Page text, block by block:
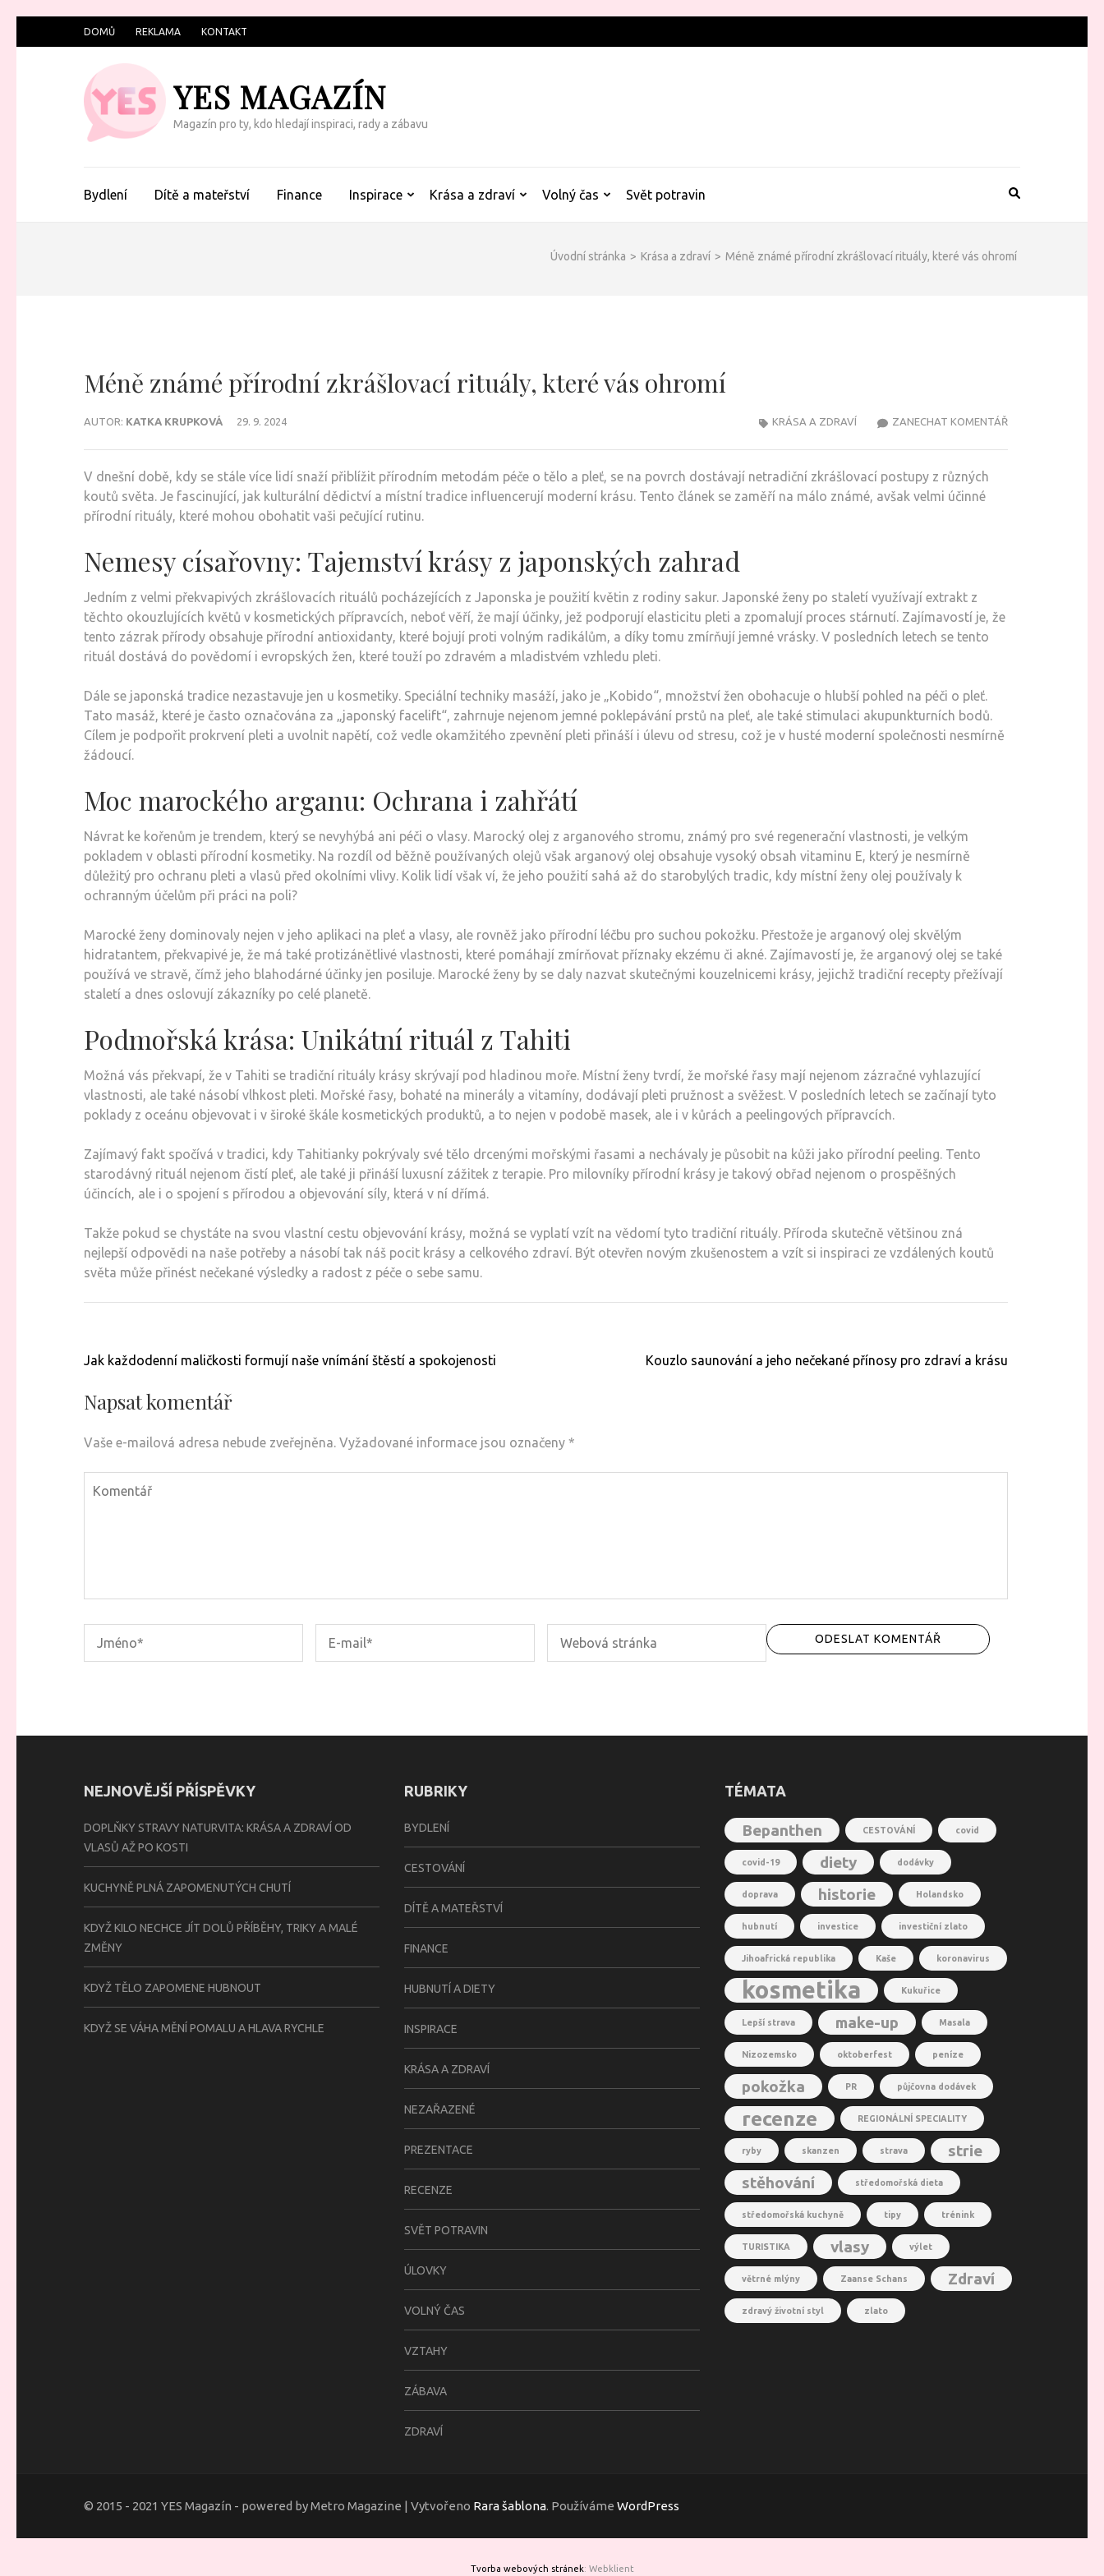
na
DOMŮ REKLAMA KONTAKT
YES MAGAZÍN
Magazín pro ty, kdo hledají inspiraci, rady a zábavu
Bydlení Dítě a mateřství Finance Inspirace Krása a zdraví Volný čas Svět potravin
Úvodní stránka > Krása a zdraví > Méně známé přírodní zkrášlovací rituály, které vás ohromí
Méně známé přírodní zkrášlovací rituály, které vás ohromí
AUTOR: KATKA KRUPKOVÁ 29. 9. 2024 ZANECHAT KOMENTÁŘNA
KRÁSA A ZDRAVÍ
V dnešní době, kdy se stále více lidí snaží přiblížit přírodním metodám péče o tělo a pleť, se na povrch dostávají netradiční zkrášlovací postupy z různých
koutů světa. Je fascinující, jak kulturální dědictví a místní tradice influencerují moderní krásu. Tento článek se zaměří na málo známé, avšak velmi účinné
přírodní rituály, které mohou obohatit vaši pečující rutinu.
Nemesy císařovny: Tajemství krásy z japonských zahrad
Jedním z velmi překvapivých zkrášlovacích rituálů pocházejících z Japonska je použití květin z rodiny sakur. Japonské ženy po staletí využívají extrakt z
těchto okouzlujících květů v kosmetických přípravcích, neboť věří, že mají účinky, jež podporují elasticitu pleti a zpomalují proces stárnutí. Zajímavostí je, že
tento zázrak přírody obsahuje přírodní antioxidanty, které bojují proti volným radikálům, a díky tomu zmírňují jemné vrásky. V posledních letech se tento
rituál dostává do povědomí i evropských žen, které touží po zdravém a mladistvém vzhledu pleti.
Dále se japonská tradice nezastavuje jen u kosmetiky. Speciální techniky masáží, jako je „Kobido“, množství žen obohacuje o hlubší pohled na péči o pleť.
Tato masáž, které je často označována za „japonský facelift“, zahrnuje nejenom jemné poklepávání prstů na pleť, ale také stimulaci akupunkturních bodů.
Cílem je podpořit prokrvení pleti a uvolnit napětí, což vedle okamžitého zpevnění pleti přináší i úlevu od stresu, což je v husté moderní společnosti nesmírně
žádoucí.
Moc marockého arganu: Ochrana i zahřátí
Návrat ke kořenům je trendem, který se nevyhýbá ani péči o vlasy. Marocký olej z arganového stromu, známý pro své regenerační vlastnosti, je velkým
pokladem v oblasti přírodní kosmetiky. Na rozdíl od běžně používaných olejů však arganový olej obsahuje vysoký obsah vitaminu E, který je nesmírně
důležitý pro ochranu pleti a vlasů před okolními vlivy. Kolik lidí však ví, že jeho použití sahá až do starobylých tradic, kdy místní ženy olej používaly k
ochranným účelům při práci na poli?
Marocké ženy dominovaly nejen v jeho aplikaci na pleť a vlasy, ale rovněž jako přírodní léčbu pro suchou pokožku. Přestože je arganový olej skvělým
hidratantem, překvapivé je, že má také protizánětlivé vlastnosti, které pomáhají zmírňovat příznaky ekzému či akné. Zajímavostí je, že arganový olej se také
používá ve stravě, čímž jeho blahodárné účinky jen posiluje. Marocké ženy by se daly nazvat skutečnými kouzelnicemi krásy, jejichž tradiční recepty přežívají
staletí a dnes oslovují zákazníky po celé planetě.
Podmořská krása: Unikátní rituál z Tahiti
Možná vás překvapí, že v Tahiti se tradiční rituály krásy skrývají pod hladinou moře. Místní ženy tvrdí, že mořské řasy mají nejenom zázračné vyhlazující
vlastnosti, ale také násobí vlhkost pleti. Mořské řasy, bohaté na minerály a vitamíny, dodávají pleti pružnost a svěžest. V posledních letech se začínají tyto
poklady z oceánu objevovat i v široké škále kosmetických produktů, a to nejen v podobě masek, ale i v kůrách a peelingových přípravcích.
Zajímavý fakt spočívá v tradici, kdy Tahitianky pokrývaly své tělo drcenými mořskými řasami a nechávaly je působit na kůži jako přírodní peeling. Tento
starodávný rituál nejenom čistí pleť, ale také ji přináší luxusní zážitek z terapie. Pro milovníky přírodní krásy je takový obřad nejenom o prospěšných
účincích, ale i o spojení s přírodou a objevování síly, která v ní dřímá.
Takže pokud se chystáte na svou vlastní cestu objevování krásy, možná se vyplatí vzít na vědomí tyto tradiční rituály. Příroda skutečně většinou zná
nejlepší odpovědi na naše potřeby a násobí tak náš pocit krásy a celkového zdraví. Být otevřen novým zkušenostem a vzít si inspiraci ze vzdálených koutů
světa může přinést nečekané výsledky a radost z péče o sebe samu.
Navigace
příspěvek
Jak každodenní maličkosti formují naše vnímání štěstí a spokojenosti Kouzlo saunování a jeho nečekané přínosy pro zdraví a krásu
Napsat komentář
Vaše e-mailová adresa nebude zveřejněna. Vyžadované informace jsou označeny *
NEJNOVĚJŠÍ PŘÍSPĚVKY
DOPLŇKY STRAVY NATURVITA: KRÁSA A ZDRAVÍ OD
VLASŮ AŽ PO KOSTI
KUCHYNĚ PLNÁ ZAPOMENUTÝCH CHUTÍ
KDYŽ KILO NECHCE JÍT DOLŮ PŘÍBĚHY, TRIKY A MALÉ
ZMĚNY
KDYŽ TĚLO ZAPOMENE HUBNOUT
KDYŽ SE VÁHA MĚNÍ POMALU A HLAVA RYCHLE
RUBRIKY
BYDLENÍ
CESTOVÁNÍ
DÍTĚ A MATEŘSTVÍ
FINANCE
HUBNUTÍ A DIETY
INSPIRACE
KRÁSA A ZDRAVÍ
NEZAŘAZENÉ
PREZENTACE
RECENZE
SVĚT POTRAVIN
ÚLOVKY
VOLNÝ ČAS
VZTAHY
ZÁBAVA
ZDRAVÍ
TÉMATA
Bepanthen CESTOVÁNÍ covid
covid-19 diety dodávky
doprava historie Holandsko
hubnutí investice investiční zlato
Jihoafrická republika Kaše koronavirus
kosmetika Kukuřice
Lepší strava make-up Masala
Nizozemsko oktoberfest peníze
pokožka PR půjčovna dodávek
recenze REGIONÁLNÍ SPECIALITY
ryby skanzen strava
strie
stěhování
středomořská dieta
středomořská kuchyně tipy trénink
TURISTIKA vlasy výlet
větrné mlýny Zaanse Schans Zdraví
zdravý životní styl zlato
© 2015 - 2021 YES Magazín - powered by Metro Magazine | Vytvořeno Rara šablona. Používáme WordPress
Tvorba webových stránek: Webklient